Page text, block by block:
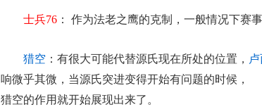
士兵76 ： 作为法老之鹰的克制，一般情况下赛
猎空 ：有很大可能代替源氏现在所处的位置，
响微乎其微，当源氏突进变得开始有问题的时候，
猎空的作用就开始展现出来了。